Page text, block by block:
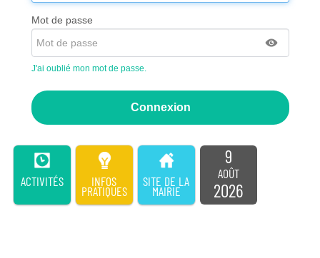
Mot de passe
J'ai oublié mon mot de passe.
ACTIVITÉS INFOS
PRATIQUES
SITE DE LA
MAIRIE
9
AOÛT
2026